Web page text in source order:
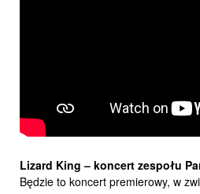
Lizard King – koncert zespołu
Będzie to koncert premierowy, w